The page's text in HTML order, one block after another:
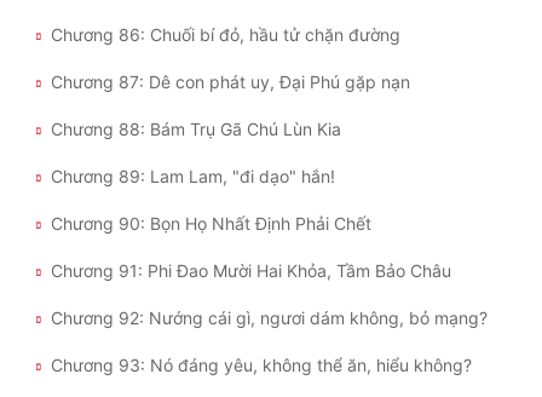
Chương 86: Chuối bí đỏ, hầu tử chặn đường
Chương 87: Dê con phát uy, Đại Phú gặp nạn
Chương 88: Bám Trụ Gã Chú Lùn Kia
Chương 89: Lam Lam, "đi dạo" hắn!
Chương 90: Bọn Họ Nhất Định Phải Chết
Chương 91: Phi Đao Mười Hai Khỏa, Tầm Bảo Châu
Chương 92: Nướng cái gì, ngươi dám không, bỏ mạng?
Chương 93: Nó đáng yêu, không thể ăn, hiểu không?